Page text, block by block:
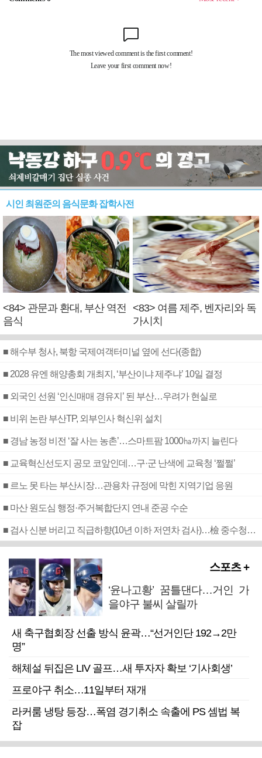
시인 최원준의 음식문화 잡학사전
<84> 관문과 환대, 부산 역전
음식
<83> 여름 제주, 벤자리와 독
가시치
■ 해수부 청사, 북항 국제여객터미널 옆에 선다(종합)
■ 2028 유엔 해양총회 개최지, ‘부산이냐 제주냐’ 10일 결정
■ 외국인 선원 ‘인신매매 경유지’ 된 부산…우려가 현실로
■ 비위 논란 부산TP, 외부인사 혁신위 설치
■ 경남 농정 비전 ‘잘 사는 농촌’…스마트팜 1000㏊까지 늘린다
■ 교육혁신선도지 공모 코앞인데…구·군 난색에 교육청 ‘쩔쩔’
■ 르노 못 타는 부산시장…관용차 규정에 막힌 지역기업 응원
■ 마산 원도심 행정·주거복합단지 연내 준공 수순
■ 검사 신분 버리고 직급하향(10년 이하 저연차 검사)…檢 중수청행 기피
스포츠 +
‘윤나고황’ 꿈틀댄다…거인 가
을야구 불씨 살릴까
새 축구협회장 선출 방식 윤곽…“선거인단 192→2만
명”
해체설 뒤집은 LIV 골프…새 투자자 확보 ‘기사회생’
프로야구 취소…11일부터 재개
라커룸 냉탕 등장…폭염 경기취소 속출에 PS 셈법 복
잡